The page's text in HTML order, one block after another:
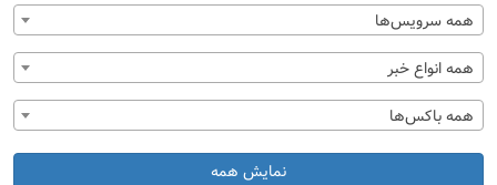
همه سرویس‌ها
همه انواع خبر
همه باکس‌ها
نمایش همه